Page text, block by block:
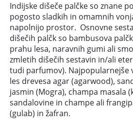
Indijske dišeče palčke so znane
pogosto sladkih in omamnih
napolnijo prostor. Osnovne
dišečih palčk so bambusova
prahu lesa, naravnih gumi ali
zmletih dišečih sestavin in/ali
tudi parfumov). Najpopularnejše
les drevesa agar (agarwood),
jasmin (Mogra), champa masala
sandalovine in champe ali
(gulab) in žafran.